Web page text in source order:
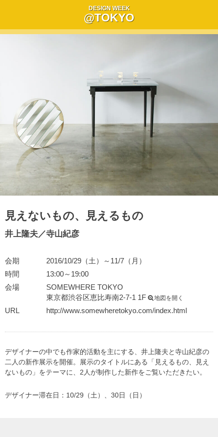
DESIGN WEEK
@TOKYO
見えないもの、見えるもの
井上隆夫／寺山紀彦
会期
2016/10/29（土）～11/7（月）
時間
13:00～19:00
会場
SOMEWHERE TOKYO
東京都渋谷区恵比寿南2-7-1 1F
地図を開く
URL http://www.somewheretokyo.com/index.html
デザイナーの中でも作家的活動を主にする、井上隆夫と寺山紀彦の
二人の新作展示を開催。展示のタイトルにある「見えるもの、見え
ないもの」をテーマに、2人が制作した新作をご覧いただきたい。
デザイナー滞在日：10/29（土）、30日（日）